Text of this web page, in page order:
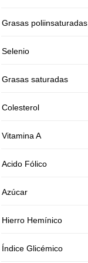
Grasas poliinsaturadas
Selenio
Grasas saturadas
Colesterol
Vitamina A
Acido Fólico
Azúcar
Hierro Hemínico
Índice Glicémico